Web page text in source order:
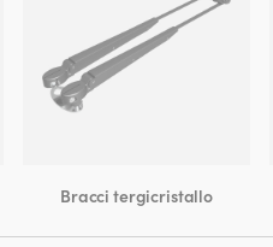
Bracci tergicristallo